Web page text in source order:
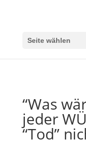
Seite wählen
“Was
jeder
“Tod”